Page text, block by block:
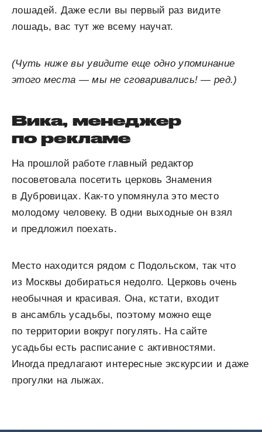
лошадей. Даже если вы первый раз видите
лошадь, вас тут же всему научат.
(Чуть ниже вы увидите еще одно упоминание
этого места — мы не сговаривались! — ред.)
Вика, менеджер
по рекламе
На прошлой работе главный редактор
посоветовала посетить церковь Знамения
в Дубровицах. Как-то упомянула это место
молодому человеку. В одни выходные он взял
и предложил поехать.
Место находится рядом с Подольском, так что
из Москвы добираться недолго. Церковь очень
необычная и красивая. Она, кстати, входит
в ансамбль усадьбы, поэтому можно еще
по территории вокруг погулять. На сайте
усадьбы есть расписание с активностями.
Иногда предлагают интересные экскурсии и даже
прогулки на лыжах.